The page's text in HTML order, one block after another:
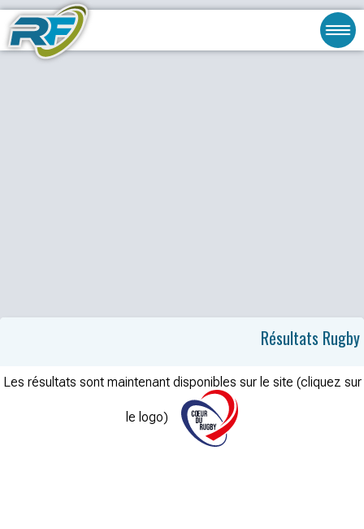
Résultats Rugby
Les résultats sont maintenant disponibles sur le site (cliquez sur
le logo)